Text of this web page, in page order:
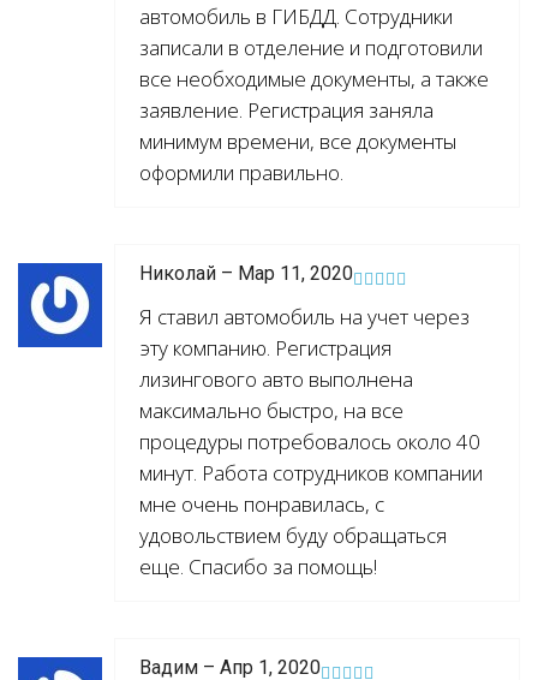
автомобиль в ГИБДД. Сотрудники
записали в отделение и подготовили
все необходимые документы, а также
заявление. Регистрация заняла
минимум времени, все документы
оформили правильно.
Николай – Мар 11, 2020
Я ставил автомобиль на учет через
эту компанию. Регистрация
лизингового авто выполнена
максимально быстро, на все
процедуры потребовалось около 40
минут. Работа сотрудников компании
мне очень понравилась, с
удовольствием буду обращаться
еще. Спасибо за помощь!
Вадим – Апр 1, 2020